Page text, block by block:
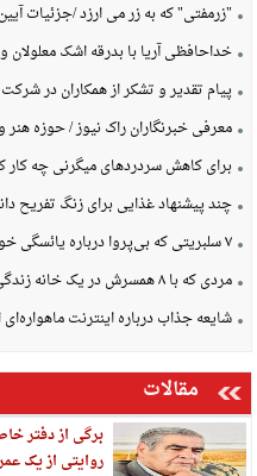
"زرمفتی" که به زر می ارزد /جزئیات
خداحافظی آریا با بدرقه اشک معلولان
پیام تقدیر و تشکر از همکاران در
معرفی خبرنگاران راک نیوز / حوزه
برای کاهش سردردهای میگرنی چه کار
چند پیشنهاد غذایی برای زنگ تفریح
۷ سلبریتی که بی‌پروا درباره یائسگی خود حرف زدند
مردی که با ۸ همسرش در یک خانه زندگی می‌کند!
شایعه جذاب درباره اینترنت ماهواره‌ای
مقالات
برگی از دفتر
روایتی از یک